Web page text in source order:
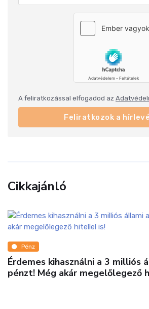
A feliratkozással elfogadod az
Feliratkozok a
Cikkajánló
Pénz
Érdemes kihasználni a 3 milliós
pénzt! Még akár megelőlegező